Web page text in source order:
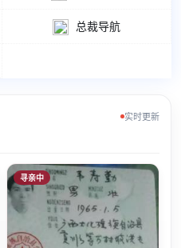
总裁导航
实时更新
寻亲中